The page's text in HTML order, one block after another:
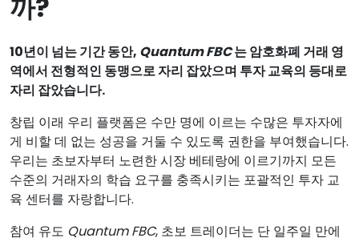
까?
10년이 넘는 기간 동안, Quantum FBC는 암호화폐 거래 영
역에서 전형적인 동맹으로 자리 잡았으며 투자 교육의 등대로
자리 잡았습니다.
창립 이래 우리 플랫폼은 수만 명에 이르는 수많은 투자자에
게 비할 데 없는 성공을 거둘 수 있도록 권한을 부여했습니다.
우리는 초보자부터 노련한 시장 베테랑에 이르기까지 모든
수준의 거래자의 학습 요구를 충족시키는 포괄적인 투자 교
육 센터를 자랑합니다.
참여 유도 Quantum FBC, 초보 트레이더는 단 일주일 만에